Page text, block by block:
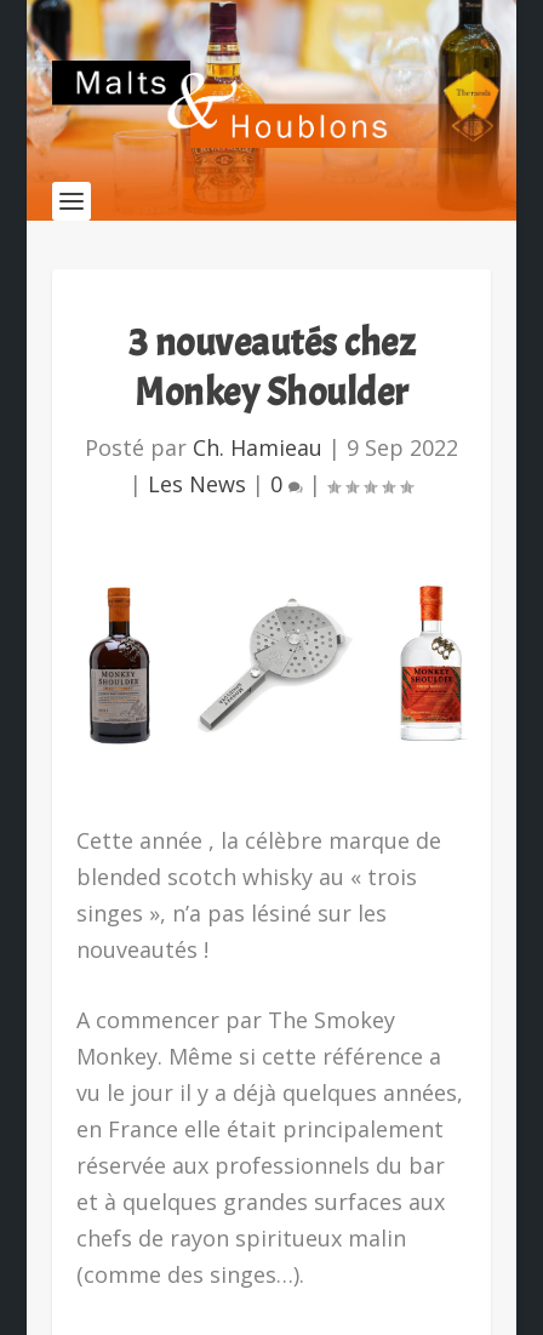
3 nouveautés chez
Monkey Shoulder
Posté par Ch. Hamieau | 9 Sep 2022
| Les News | 0 |
Cette année , la célèbre marque de
blended scotch whisky au « trois
singes », n’a pas lésiné sur les
nouveautés !
A commencer par The Smokey
Monkey. Même si cette référence a
vu le jour il y a déjà quelques années,
en France elle était principalement
réservée aux professionnels du bar
et à quelques grandes surfaces aux
chefs de rayon spiritueux malin
(comme des singes…).